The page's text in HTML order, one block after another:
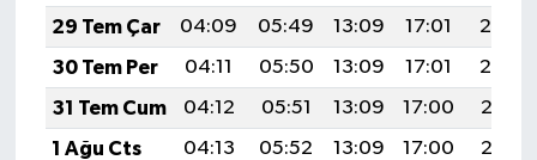
29 Tem Çar
04:09 05:49 13:09 17:01
20:19
30 Tem Per
04:11 05:50 13:09 17:01
20:19
31 Tem Cum
04:12 05:51 13:09 17:00
20:18
1 Ağu Cts
04:13 05:52 13:09 17:00
20:17